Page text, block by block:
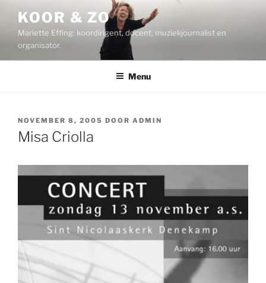
inhoud
KOOR & ZO
Mariette Effing: koordirigent, docent, muziekjournalist en
organisator.
Menu
GEPLAATST
OP
NOVEMBER 8, 2005 DOOR ADMIN
Misa Criolla